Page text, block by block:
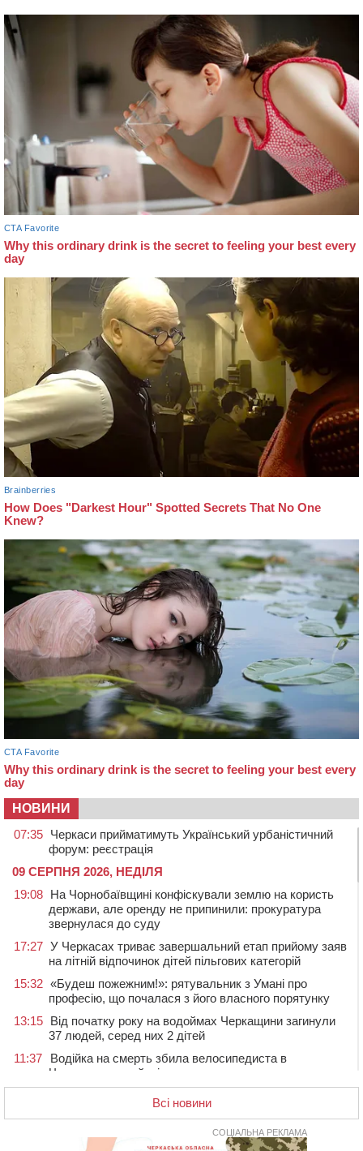
НОВИНИ
07:35 Черкаси прийматимуть Український урбаністичний
форум: реєстрація
09 СЕРПНЯ 2026, НЕДІЛЯ
19:08 На Чорнобаївщині конфіскували землю на користь
держави, але оренду не припинили: прокуратура
звернулася до суду
17:27 У Черкасах триває завершальний етап прийому заяв
на літній відпочинок дітей пільгових категорій
15:32 «Будеш пожежним!»: рятувальник з Умані про
професію, що почалася з його власного порятунку
13:15 Від початку року на водоймах Черкащини загинули
37 людей, серед них 2 дітей
11:37
Водійка на смерть збила велосипедиста в
Черкаському районі
Напав на собаку з палицею та намагався наїхати на
іншу тварину: на Уманщині поліція відкрила
Безкоштовне харчування, укриття та STEM: Черкаси
Всі новини
СОЦІАЛЬНА РЕКЛАМА